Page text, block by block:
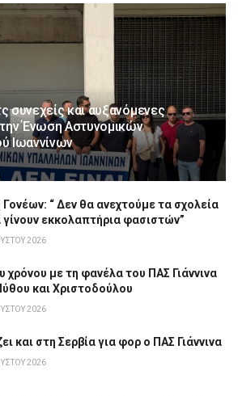
συνεχείς και αυξανόμενες
Ένωση Αστυνομικών
Ιωαννίνων
“ Δεν θα ανεχτούμε τα σχολεία
γίνουν εκκολαπτήρια φασιστών”
2026
χρόνου με τη φανέλα του ΠΑΣ Γιάννινα
και Χριστοδούλου
2026
και στη Σερβία για φορ ο ΠΑΣ Γιάννινα
2026